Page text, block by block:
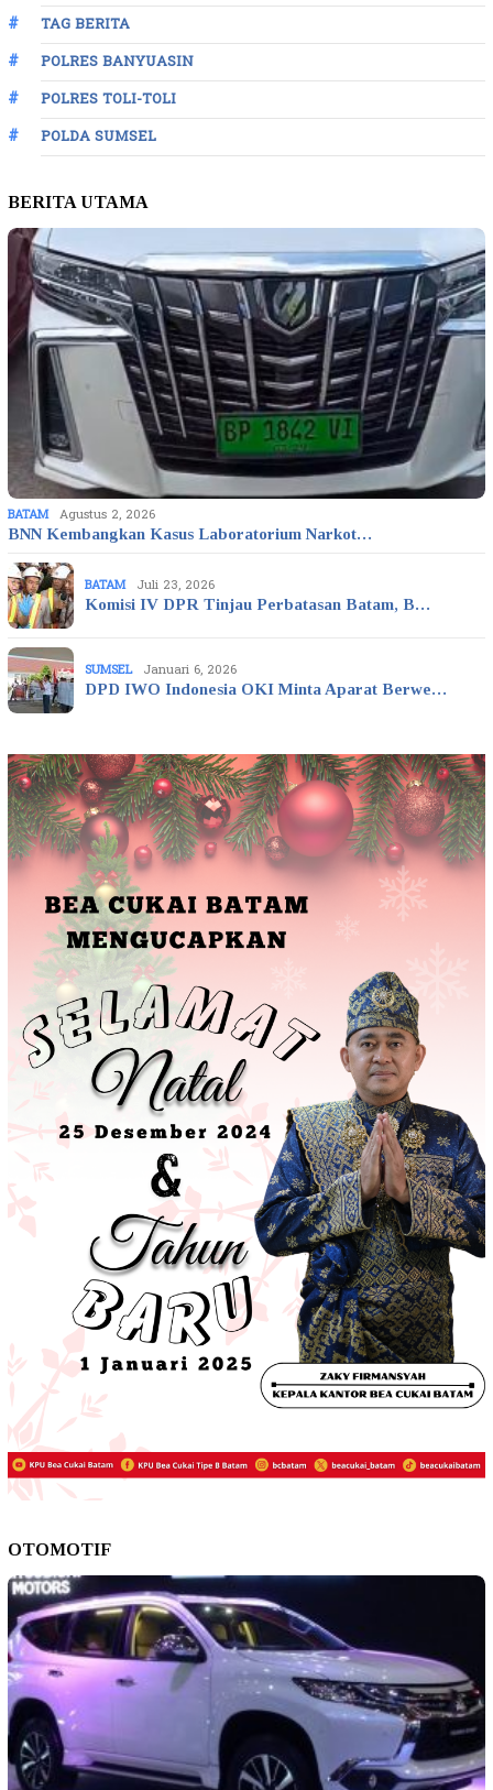
TAG BERITA
POLRES BANYUASIN
POLRES TOLI-TOLI
POLDA SUMSEL
BERITA UTAMA
BATAM Agustus 2, 2026
BNN Kembangkan Kasus Laboratorium Narkot…
BATAM Juli 23, 2026
Komisi IV DPR Tinjau Perbatasan Batam, B…
SUMSEL Januari 6, 2026
DPD IWO Indonesia OKI Minta Aparat Berwe…
OTOMOTIF